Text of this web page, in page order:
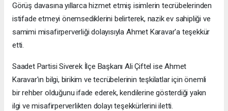
Görüş davasına yıllarca hizmet etmiş isimlerin tecrübelerinden
istifade etmeyi önemsediklerini belirterek, nazik ev sahipliği ve
samimi misafirperverliği dolayısıyla Ahmet Karavar'a teşekkür
etti.
Saadet Partisi Siverek İlçe Başkanı Ali Çiftel ise Ahmet
Karavar'ın bilgi, birikim ve tecrübelerinin teşkilatlar için önemli
bir rehber olduğunu ifade ederek, kendilerine gösterdiği yakın
ilgi ve misafirperverlikten dolayı teşekkürlerini iletti.